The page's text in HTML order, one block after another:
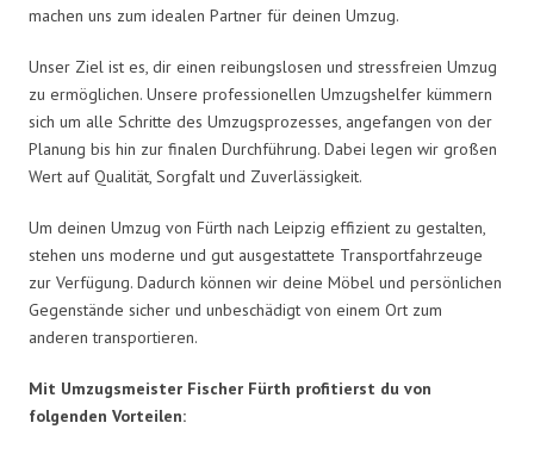
machen uns zum idealen Partner für deinen Umzug.
Unser Ziel ist es, dir einen reibungslosen und stressfreien Umzug
zu ermöglichen. Unsere professionellen Umzugshelfer kümmern
sich um alle Schritte des Umzugsprozesses, angefangen von der
Planung bis hin zur finalen Durchführung. Dabei legen wir großen
Wert auf Qualität, Sorgfalt und Zuverlässigkeit.
Um deinen Umzug von Fürth nach Leipzig effizient zu gestalten,
stehen uns moderne und gut ausgestattete Transportfahrzeuge
zur Verfügung. Dadurch können wir deine Möbel und persönlichen
Gegenstände sicher und unbeschädigt von einem Ort zum
anderen transportieren.
Mit Umzugsmeister Fischer Fürth profitierst du von
folgenden Vorteilen: